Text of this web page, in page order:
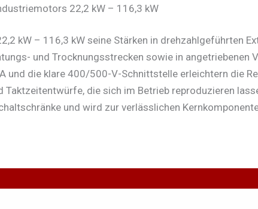
22,2 kW – 116,3 kW
kW – 116,3 kW seine Stärken in drehzahlgeführten
und Trocknungsstrecken sowie in
die klare 400/500-V-Schnittstelle erleichtern die
Taktzeitentwürfe, die sich im Betrieb reproduzieren
und wird zur verlässlichen